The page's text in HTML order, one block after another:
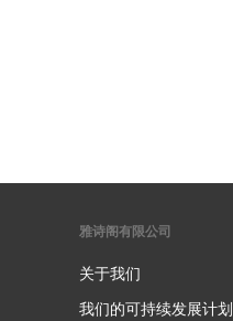
雅诗阁有限公司
关于我们
我们的可持续发展计划